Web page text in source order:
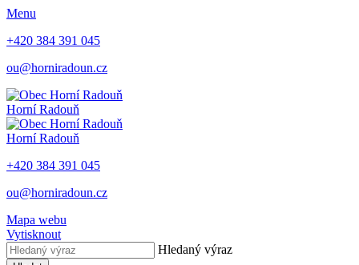
Menu
+420 384 391 045
ou@horniradoun.cz
Horní Radouň
Horní Radouň
+420 384 391 045
ou@horniradoun.cz
Mapa webu
Vytisknout
Hledaný výraz